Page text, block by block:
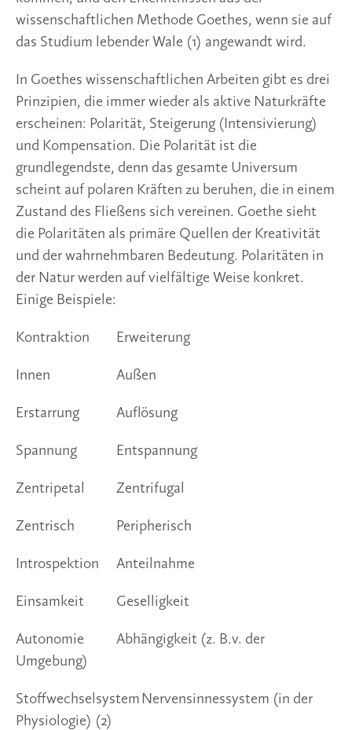
wissenschaftlichen Methode Goethes, wenn sie auf
das Studium lebender Wale (1) angewandt wird.
In Goethes wissenschaftlichen Arbeiten gibt es drei
Prinzipien, die immer wieder als aktive Naturkräfte
erscheinen: Polarität, Steigerung (Intensivierung)
und Kompensation. Die Polarität ist die
grundlegendste, denn das gesamte Universum
scheint auf polaren Kräften zu beruhen, die in einem
Zustand des Fließens sich vereinen. Goethe sieht
die Polaritäten als primäre Quellen der Kreativität
und der wahrnehmbaren Bedeutung. Polaritäten in
der Natur werden auf vielfältige Weise konkret.
Einige Beispiele:
Kontraktion		Erweiterung
Innen			Außen
Erstarrung		Auflösung
Spannung		Entspannung
Zentripetal		Zentrifugal
Zentrisch		Peripherisch
Introspektion	Anteilnahme
Einsamkeit		Geselligkeit
Autonomie		Abhängigkeit (z. B.v. der
Umgebung)
Stoffwechselsystem	Nervensinnessystem (in der
Physiologie) (2)